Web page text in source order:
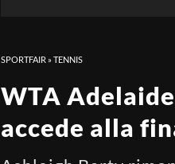
SPORTFAIR »TENNIS
WTA
accede alla